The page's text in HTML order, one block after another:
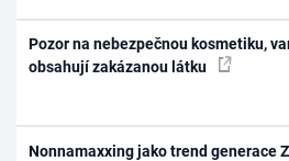
Pozor na nebezpečnou kosmetiku,
obsahují zakázanou látku
Nonnamaxxing jako trend generace